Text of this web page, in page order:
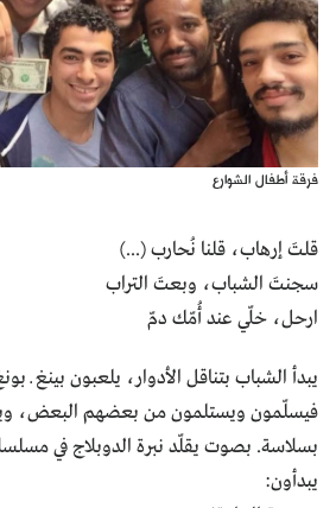
فرقة أطفال الشوارع
قلتَ إرهاب، قلنا نُحارب (...)
سجنتَ الشباب، وبعتَ التراب
ارحل، خلّي عند أُمّك دمّ
يبدأ الشباب بتناقل الأدوار، يلعبون بينغ ــ
فيسلّمون ويستلمون من بعضهم البعض،
بسلاسة. بصوت يقلّد نبرة الدوبلاج في
يبدأون: